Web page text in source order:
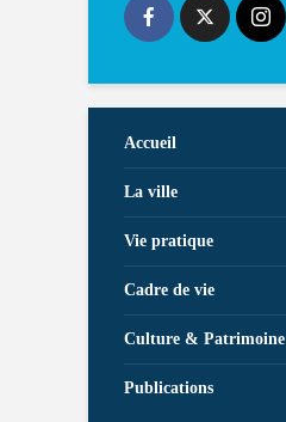
Accueil
La ville
Vie pratique
Cadre de vie
Culture & Patrimoine
Publications